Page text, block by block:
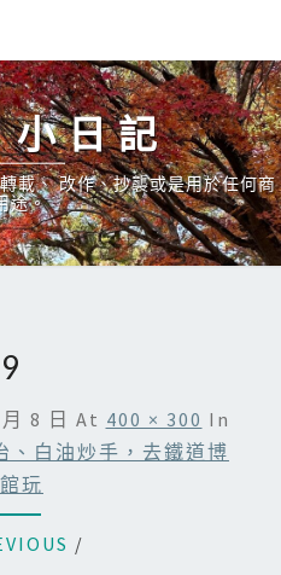
日記
載、 改作、抄襲或是用於任何商
途。
9
8 日 At 400 × 300 In
白油炒手，去鐵道博
玩
/